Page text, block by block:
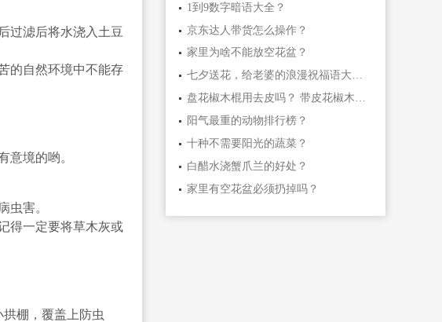
过滤后将水浇入土豆
的自然环境中不能存
意境的哟。
虫害。
得一定要将草木灰或
棚，覆盖上防虫
1到9数字暗语大全？
京东达人带货怎么操作？
家里为啥不能放空花盆？
七夕送花，给老婆的浪漫祝福语大汇总
盘花椒木棍用去皮吗？ 带皮花椒木棍怎样盘玩？
阳气最重的动物排行榜？
十种不需要阳光的蔬菜？
白醋水浇蟹爪兰的好处？
家里有空花盆必须扔掉吗？